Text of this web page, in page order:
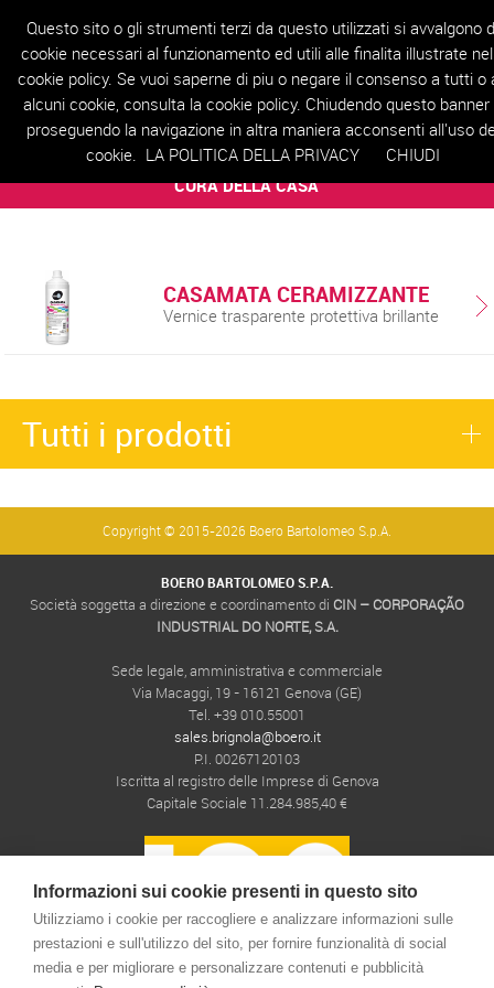
HOME AZIENDA PRODOTTI REALIZZAZIONI RIVENDITORI
LINEA UTILITY
CURA DELLA CASA
CASAMATA CERAMIZZANTE
Vernice trasparente protettiva brillante
Tutti i prodotti
Copyright © 2015-2026 Boero Bartolomeo S.p.A.
BOERO BARTOLOMEO S.P.A.
Società soggetta a direzione e coordinamento di CIN – CORPORAÇÃO
INDUSTRIAL DO NORTE, S.A.
Sede legale, amministrativa e commerciale
Via Macaggi, 19 - 16121 Genova (GE)
Tel. +39 010.55001
sales.brignola@boero.it
P.I. 00267120103
Iscritta al registro delle Imprese di Genova
Capitale Sociale 11.284.985,40 €
Informazioni sui cookie presenti in questo sito
Utilizziamo i cookie per raccogliere e analizzare informazioni sulle
prestazioni e sull'utilizzo del sito, per fornire funzionalità di social
media e per migliorare e personalizzare contenuti e pubblicità
Questo sito o gli strumenti terzi da questo utilizzati si avvalgono
cookie necessari al funzionamento ed utili alle finalita illustrate
cookie policy. Se vuoi saperne di piu o negare il consenso a tutti o
alcuni cookie, consulta la cookie policy. Chiudendo questo banner
proseguendo la navigazione in altra maniera acconsenti all'uso
cookie. LA POLITICA DELLA PRIVACY CHIUDI